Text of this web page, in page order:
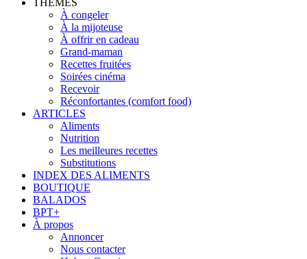
THÈMES
À congeler
À la mijoteuse
À offrir en cadeau
Grand-maman
Recettes fruitées
Soirées cinéma
Recevoir
Réconfortantes (comfort food)
ARTICLES
Aliments
Nutrition
Les meilleures recettes
Substitutions
INDEX DES ALIMENTS
BOUTIQUE
BALADOS
BPT+
À propos
Annoncer
Nous contacter